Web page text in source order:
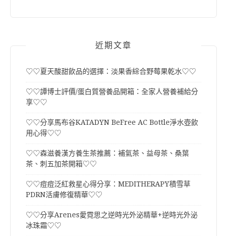
近期文章
♡♡夏天酸甜飲品的選擇：淡果香綜合野莓果乾水♡♡
♡♡譚博士評價/蛋白質營養品開箱：全家人營養補給分
享♡♡
♡♡分享馬布谷KATADYN BeFree AC Bottle淨水壺飲
用心得♡♡
♡♡森滋養漢方養生茶推薦：補氣茶、益母茶、桑葉
茶、刺五加茶開箱♡♡
♡♡痘痘泛紅救星心得分享：MEDITHERAPY積雪草
PDRN活膚修復精華♡♡
♡♡分享Arenes愛霓思之逆時光外泌精華+逆時光外泌
冰珠霜♡♡